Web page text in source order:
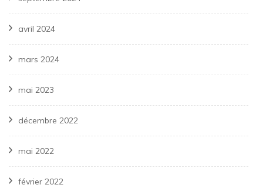
avril 2024
mars 2024
mai 2023
décembre 2022
mai 2022
février 2022